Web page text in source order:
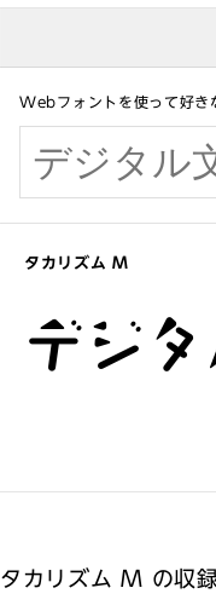
Webフォントを使って好き
タカリズム M
デジ
タカリズム M の収